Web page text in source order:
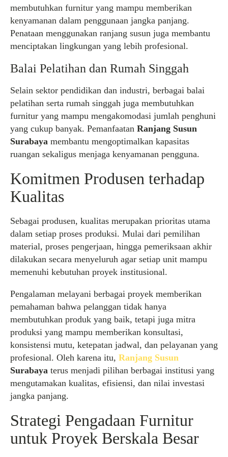
membutuhkan furnitur yang mampu memberikan
kenyamanan dalam penggunaan jangka panjang.
Penataan menggunakan ranjang susun juga membantu
menciptakan lingkungan yang lebih profesional.
Balai Pelatihan dan Rumah Singgah
Selain sektor pendidikan dan industri, berbagai balai
pelatihan serta rumah singgah juga membutuhkan
furnitur yang mampu mengakomodasi jumlah penghuni
yang cukup banyak. Pemanfaatan Ranjang Susun
Surabaya membantu mengoptimalkan kapasitas
ruangan sekaligus menjaga kenyamanan pengguna.
Komitmen Produsen terhadap
Kualitas
Sebagai produsen, kualitas merupakan prioritas utama
dalam setiap proses produksi. Mulai dari pemilihan
material, proses pengerjaan, hingga pemeriksaan akhir
dilakukan secara menyeluruh agar setiap unit mampu
memenuhi kebutuhan proyek institusional.
Pengalaman melayani berbagai proyek memberikan
pemahaman bahwa pelanggan tidak hanya
membutuhkan produk yang baik, tetapi juga mitra
produksi yang mampu memberikan konsultasi,
konsistensi mutu, ketepatan jadwal, dan pelayanan yang
profesional. Oleh karena itu, Ranjang Susun
Surabaya terus menjadi pilihan berbagai institusi yang
mengutamakan kualitas, efisiensi, dan nilai investasi
jangka panjang.
Strategi Pengadaan Furnitur
untuk Proyek Berskala Besar